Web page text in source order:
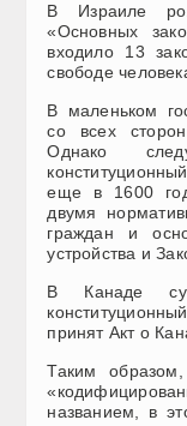
В Израиле
«Основных
входило 13
свободе
В маленьком
со всех
Однако
еще в 1600
двумя
граждан и
устройства и
В Канаде
принят Акт о
Таким образом,
названием, в